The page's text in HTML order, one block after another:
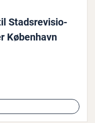
Stads­re­vi­sio­
København